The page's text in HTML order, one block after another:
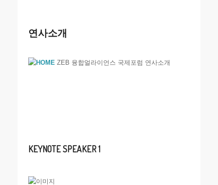
연사소개
ZEB 융합얼라이언스 국제포럼 연사소개
KEYNOTE SPEAKER 1